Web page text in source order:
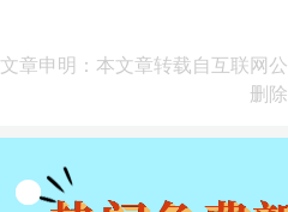
文章申明：本文章转载自互联网
删除